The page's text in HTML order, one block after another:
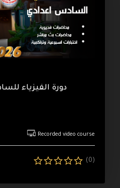
Recorded video course
(0)